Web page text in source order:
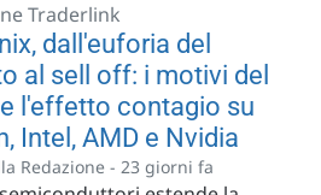
Traderlink
dall'euforia del
al sell off: i motivi del
l'effetto contagio su
Intel, AMD e Nvidia
Redazione - 23 giorni fa